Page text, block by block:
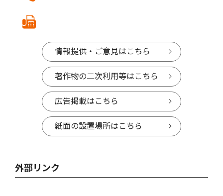
情報提供・ご意見はこちら
著作物の二次利用等はこちら
広告掲載はこちら
紙面の設置場所はこちら
外部リンク